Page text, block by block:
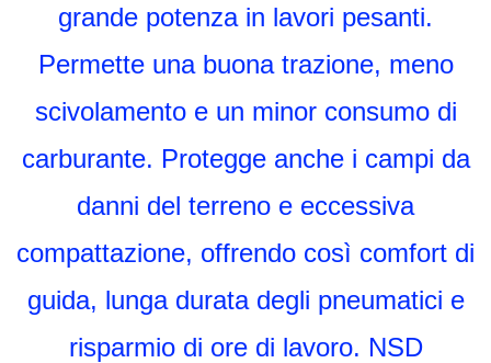
grande potenza in lavori pesanti.
Permette una buona trazione, meno
scivolamento e un minor consumo di
carburante. Protegge anche i campi da
danni del terreno e eccessiva
compattazione, offrendo così comfort di
guida, lunga durata degli pneumatici e
risparmio di ore di lavoro. NSD